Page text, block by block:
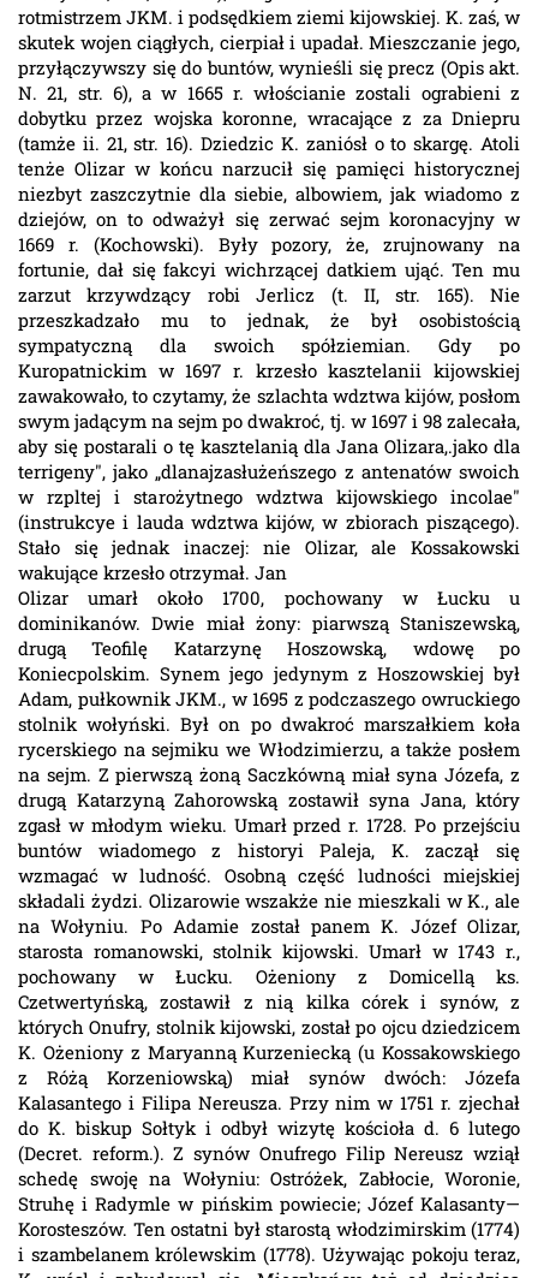
rotmistrzem JKM. i podsędkiem ziemi kijowskiej. K. zaś, w
skutek wojen ciągłych, cierpiał i upadał. Mieszczanie jego,
przyłączywszy się do buntów, wynieśli się precz (Opis akt.
N. 21, str. 6), a w 1665 r. włościanie zostali ograbieni z
dobytku przez wojska koronne, wracające z za Dniepru
(tamże ii. 21, str. 16). Dziedzic K. zaniósł o to skargę. Atoli
tenże Olizar w końcu narzucił się pamięci historycznej
niezbyt zaszczytnie dla siebie, albowiem, jak wiadomo z
dziejów, on to odważył się zerwać sejm koronacyjny w
1669 r. (Kochowski). Były pozory, że, zrujnowany na
fortunie, dał się fakcyi wichrzącej datkiem ująć. Ten mu
zarzut krzywdzący robi Jerlicz (t. II, str. 165). Nie
przeszkadzało mu to jednak, że był osobistością
sympatyczną dla swoich spółziemian. Gdy po
Kuropatnickim w 1697 r. krzesło kasztelanii kijowskiej
zawakowało, to czytamy, że szlachta wdztwa kijów, posłom
swym jadącym na sejm po dwakroć, tj. w 1697 i 98 zalecała,
aby się postarali o tę kasztelanią dla Jana Olizara,.jako dla
terrigeny", jako „dlanajzasłużeńszego z antenatów swoich
w rzpltej i starożytnego wdztwa kijowskiego incolae"
(instrukcye i lauda wdztwa kijów, w zbiorach piszącego).
Stało się jednak inaczej: nie Olizar, ale Kossakowski
wakujące krzesło otrzymał. Jan
Olizar umarł około 1700, pochowany w Łucku u
dominikanów. Dwie miał żony: piarwszą Staniszewską,
drugą Teofilę Katarzynę Hoszowską, wdowę po
Koniecpolskim. Synem jego jedynym z Hoszowskiej był
Adam, pułkownik JKM., w 1695 z podczaszego owruckiego
stolnik wołyński. Był on po dwakroć marszałkiem koła
rycerskiego na sejmiku we Włodzimierzu, a także posłem
na sejm. Z pierwszą żoną Saczkówną miał syna Józefa, z
drugą Katarzyną Zahorowską zostawił syna Jana, który
zgasł w młodym wieku. Umarł przed r. 1728. Po przejściu
buntów wiadomego z historyi Paleja, K. zaczął się
wzmagać w ludność. Osobną część ludności miejskiej
składali żydzi. Olizarowie wszakże nie mieszkali w K., ale
na Wołyniu. Po Adamie został panem K. Józef Olizar,
starosta romanowski, stolnik kijowski. Umarł w 1743 r.,
pochowany w Łucku. Ożeniony z Domicellą ks.
Czetwertyńską, zostawił z nią kilka córek i synów, z
których Onufry, stolnik kijowski, został po ojcu dziedzicem
K. Ożeniony z Maryanną Kurzeniecką (u Kossakowskiego
z Różą Korzeniowską) miał synów dwóch: Józefa
Kalasantego i Filipa Nereusza. Przy nim w 1751 r. zjechał
do K. biskup Sołtyk i odbył wizytę kościoła d. 6 lutego
(Decret. reform.). Z synów Onufrego Filip Nereusz wziął
schedę swoję na Wołyniu: Ostróżek, Zabłocie, Woronie,
Struhę i Radymle w pińskim powiecie; Józef Kalasanty—
Korosteszów. Ten ostatni był starostą włodzimirskim (1774)
i szambelanem królewskim (1778). Używając pokoju teraz,